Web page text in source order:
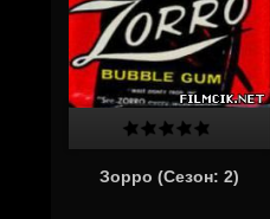
Зорро (Cезон: 2)